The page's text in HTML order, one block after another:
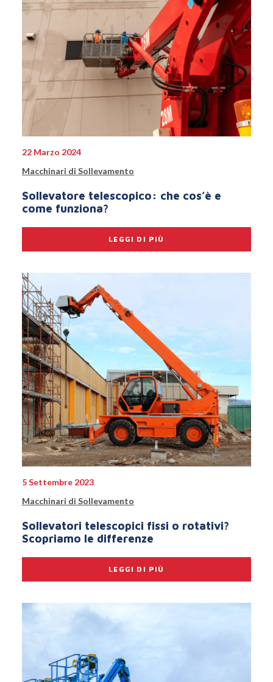
22 Marzo 2024
Macchinari di Sollevamento
Sollevatore telescopico: che cos’è e
come funziona?
LEGGI DI PIÙ
5 Settembre 2023
Macchinari di Sollevamento
Sollevatori telescopici fissi o rotativi?
Scopriamo le differenze
LEGGI DI PIÙ